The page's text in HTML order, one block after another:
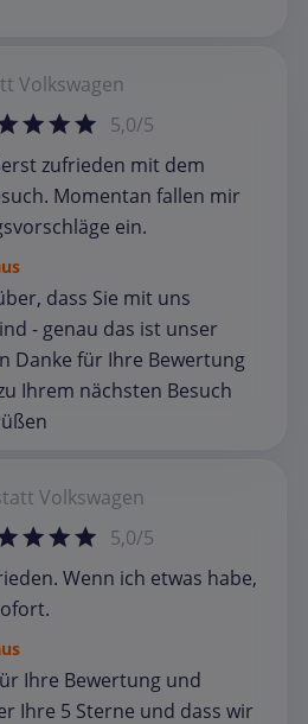
Volkswagen
5,0/5
zufrieden mit dem
Momentan fallen mir
ein.
dass Sie mit uns
- genau das ist unser
Danke für Ihre Bewertung
Ihrem nächsten Besuch
Volkswagen
5,0/5
Wenn ich etwas habe,
Ihre Bewertung und
Ihre 5 Sterne und dass wir